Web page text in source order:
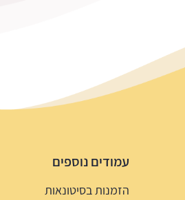
עמודים נוספים
הזמנות בסיטונאות